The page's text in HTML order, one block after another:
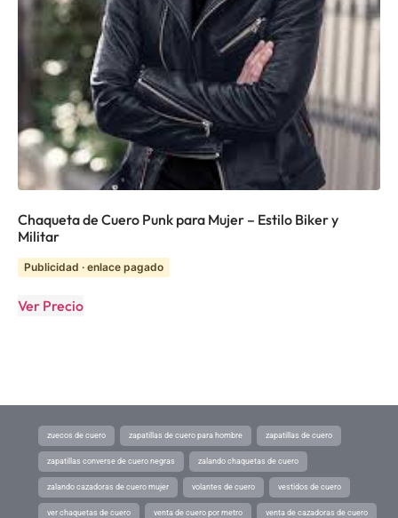
Chaqueta de Cuero Punk para Mujer – Estilo Biker y
Militar
Publicidad · enlace pagado
Ver Precio
zuecos de cuero zapatillas de cuero para hombre zapatillas de cuero
zapatillas converse de cuero negras zalando chaquetas de cuero
zalando cazadoras de cuero mujer volantes de cuero vestidos de cuero
ver chaquetas de cuero venta de cuero por metro venta de cazadoras de cuero